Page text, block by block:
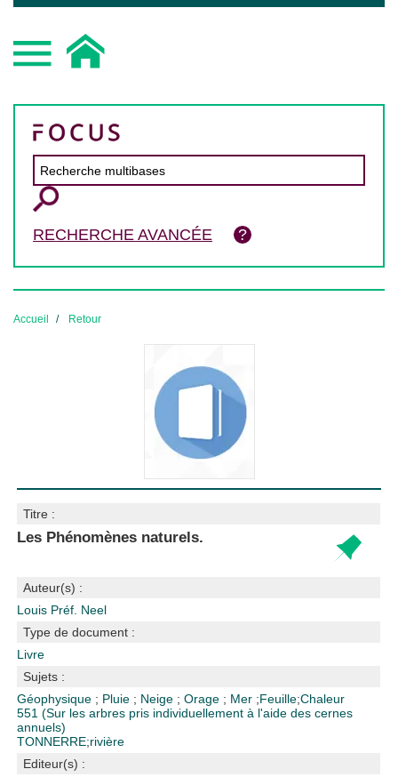
RECHERCHE AVANCÉE
Accueil Retour
Titre :
Les Phénomènes naturels.
Auteur(s) :
Louis Préf. Neel
Type de document :
Livre
Sujets :
Géophysique ; Pluie ; Neige ;Orage ; Mer ;Feuille;Chaleur
551 (Sur les arbres pris individuellement à l'aide des cernes
annuels)
TONNERRE;rivière
Editeur(s) :